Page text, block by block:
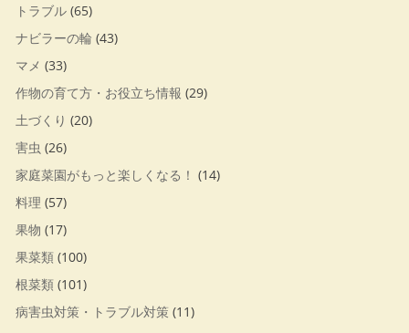
トラブル (65)
ナビラーの輪 (43)
マメ (33)
作物の育て方・お役立ち情報 (29)
土づくり (20)
害虫 (26)
家庭菜園がもっと楽しくなる！ (14)
料理 (57)
果物 (17)
果菜類 (100)
根菜類 (101)
病害虫対策・トラブル対策 (11)